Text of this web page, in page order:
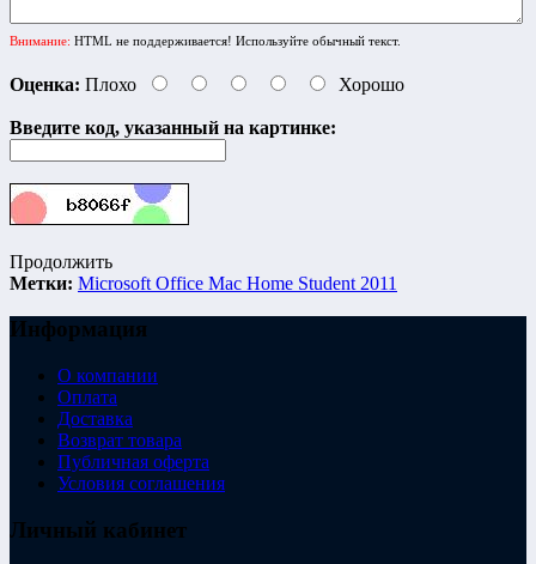
Внимание: HTML не поддерживается! Используйте обычный текст.
Оценка: Плохо Хорошо
Введите код, указанный на картинке:
Продолжить
Метки: Microsoft Office Mac Home Student 2011
Информация
О компании
Оплата
Доставка
Возврат товара
Публичная оферта
Условия соглашения
Личный кабинет